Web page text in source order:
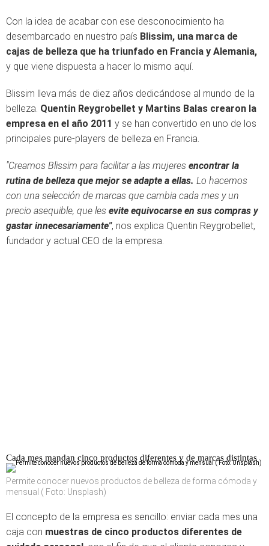
Con la idea de acabar con ese desconocimiento ha
desembarcado en nuestro país Blissim, una marca de
cajas de belleza que ha triunfado en Francia y Alemania,
y que viene dispuesta a hacer lo mismo aquí.
Blissim lleva más de diez años dedicándose al mundo de la
belleza. Quentin Reygrobellet y Martins Balas crearon la
empresa en el año 2011 y se han convertido en uno de los
principales pure-players de belleza en Francia.
"Creamos Blissim para facilitar a las mujeres encontrar la
rutina de belleza que mejor se adapte a ellas. Lo hacemos
con una selección de marcas que cambia cada mes y un
precio asequible, que les evite equivocarse en sus compras y
gastar innecesariamente", nos explica Quentin Reygrobellet,
fundador y actual CEO de la empresa.
Cada mes mandan cinco productos diferentes y de marcas distintas
Permite conocer nuevos productos de belleza de forma cómoda y
mensual ( Foto: Unsplash)
El concepto de la empresa es sencillo: enviar cada mes una
caja con muestras de cinco productos diferentes de